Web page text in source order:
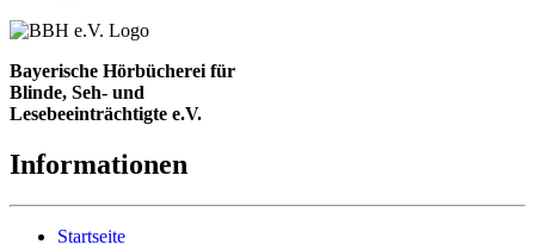
Bayerische Hörbücherei für
Blinde, Seh- und
Lesebeeinträchtigte e.V.
Informationen
Startseite